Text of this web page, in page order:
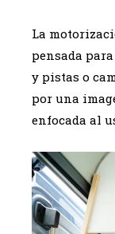
La
pensada
y pistas o
por una
enfocada al